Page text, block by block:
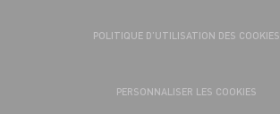
POLITIQUE D’UTILISATION DES COOKIES
PERSONNALISER LES COOKIES